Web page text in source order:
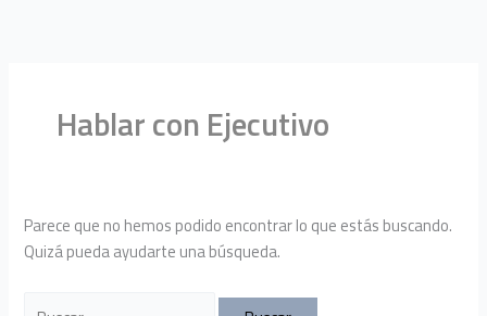
Hablar con Ejecutivo
Parece que no hemos podido encontrar lo que estás buscando.
Quizá pueda ayudarte una búsqueda.